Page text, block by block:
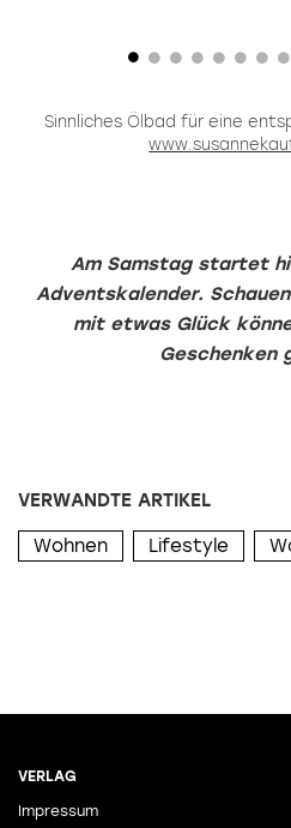
Sinnliches Ölbad für eine
Am Samstag startet
Adventskalender.
mit etwas Glück
Geschenken
VERWANDTE ARTIKEL
Wohnen Lifestyle
VERLAG
Impressum